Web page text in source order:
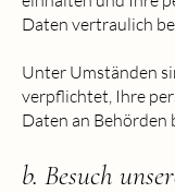
Daten vertraulich
Unter Umständen
verpflichtet, Ihre
Daten an Behörden
b. Besuch